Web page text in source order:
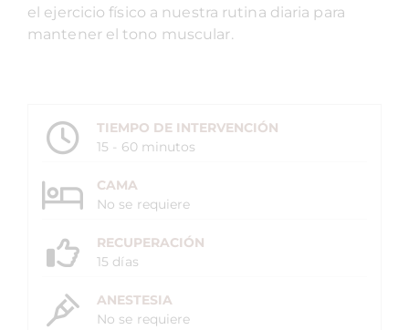
el ejercicio físico a nuestra rutina diaria para
mantener el tono muscular.
TIEMPO DE INTERVENCIÓN
15 - 60 minutos
CAMA
No se requiere
RECUPERACIÓN
15 días
ANESTESIA
No se requiere